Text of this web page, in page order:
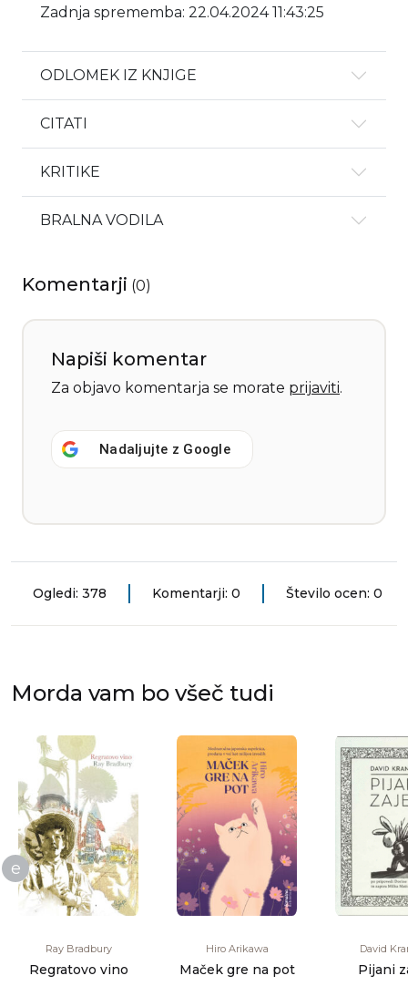
Zadnja sprememba: 22.04.2024 11:43:25
ODLOMEK IZ KNJIGE
CITATI
KRITIKE
BRALNA VODILA
Komentarji (0)
Napiši komentar
Za objavo komentarja se morate prijaviti.
Nadaljujte z Google
Ogledi: 378 Komentarji: 0 Število ocen: 0
Morda vam bo všeč tudi
e
Ray Bradbury
Regratovo vino
Hiro Arikawa
Maček gre na pot
David
Pijani